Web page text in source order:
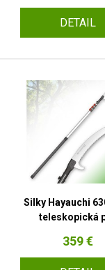
DETAIL
Silky Hayauchi
teleskopická
359 €